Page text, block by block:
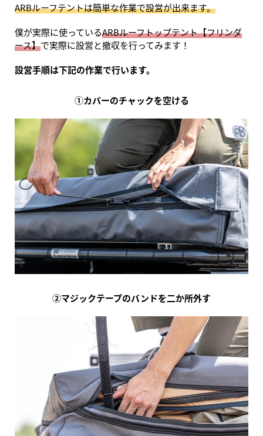
ARBルーフテントは簡単な作業で設営が出来ます。
僕が実際に使っているARBルーフトップテント【フリンダ
ース】で実際に設営と撤収を行ってみます！
設営手順は下記の作業で行います。
①カバーのチャックを空ける
②マジックテープのバンドを二か所外す